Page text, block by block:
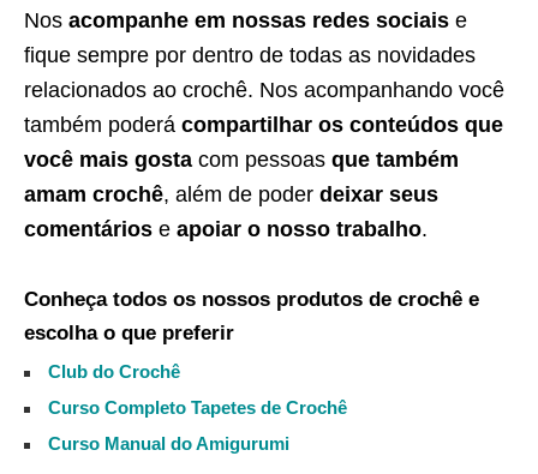
Nos acompanhe em nossas redes sociais e
fique sempre por dentro de todas as novidades
relacionados ao crochê. Nos acompanhando você
também poderá compartilhar os conteúdos que
você mais gosta com pessoas que também
amam crochê, além de poder deixar seus
comentários e apoiar o nosso trabalho.
Conheça todos os nossos produtos de crochê e
escolha o que preferir
Club do Crochê
Curso Completo Tapetes de Crochê
Curso Manual do Amigurumi